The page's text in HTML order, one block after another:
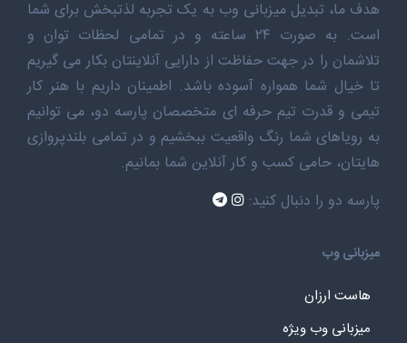
هدف ما، تبدیل میزبانی وب به یک تجربه لذتبخش برای شما
است. به صورت ۲۴ ساعته و در تمامی لحظات توان و
تلاشمان را در جهت حفاظت از دارایی آنلاینتان بکار می گیریم
تا خیال شما همواره آسوده باشد. اطمینان داریم با هنر کار
تیمی و قدرت تیم حرفه ای متخصصان پارسه دو، می توانیم
به رویاهای شما رنگ واقعیت ببخشیم و در تمامی بلندپروازی
هایتان، حامی کسب و کار آنلاین شما بمانیم.
پارسه دو را دنبال کنید:
میزبانی وب
هاست ارزان
میزبانی وب ویژه